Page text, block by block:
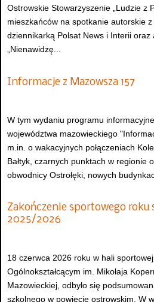
Ostrowskie Stowarzyszenie „Ludzie z
mieszkańców na spotkanie autorskie
dziennikarką Polsat News i Interii oraz
„Nienawidzę...
Informacje z Mazowsza 157
W tym wydaniu programu
województwa mazowieckiego
m.in. o wakacyjnych połączeniach
Bałtyk, czarnych punktach w regionie
obwodnicy Ostrołęki, nowych
Zakończenie sportowego roku
2025/2026
18 czerwca 2026 roku w hali
Ogólnokształcącym im. Mikołaja
Mazowieckiej, odbyło się
szkolnego w powiecie ostrowskim. W